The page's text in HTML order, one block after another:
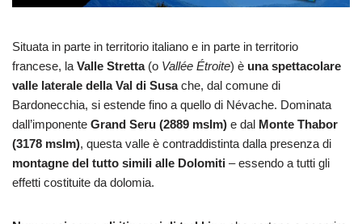
Situata in parte in territorio italiano e in parte in territorio
francese, la Valle Stretta(o Vallée Étroite) è una spettacolare
valle laterale della Val di Susache, dal comune di
Bardonecchia, si estende fino a quello di Névache. Dominata
dall’imponente Grand Seru (2889 mslm) e dal Monte Thabor
(3178 mslm), questa valle è contraddistinta dalla presenza di
montagne del tutto simili alle Dolomiti – essendo a tutti gli
effetti costituite da dolomia.